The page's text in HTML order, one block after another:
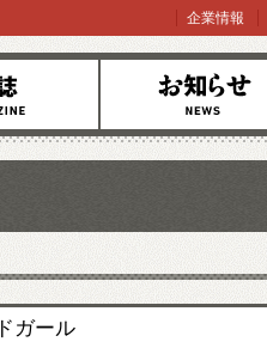
お知らせ
企業情報